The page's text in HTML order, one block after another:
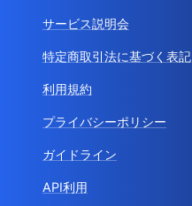
サービス説明会
特定商取引法に基づく表記
利用規約
プライバシーポリシー
ガイドライン
API利用